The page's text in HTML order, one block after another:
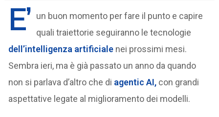
E’ un buon momento per fare il punto e capire
quali traiettorie seguiranno le tecnologie
dell’intelligenza artificiale nei prossimi mesi.
Sembra ieri, ma è già passato un anno da quando
non si parlava d’altro che di agentic AI, con grandi
aspettative legate al miglioramento dei modelli.